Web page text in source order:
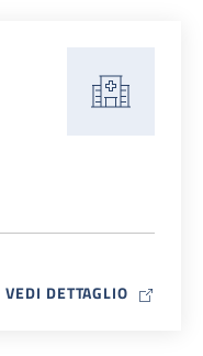
VEDI DETTAGLIO MAP ICON